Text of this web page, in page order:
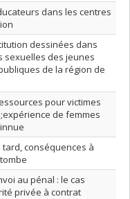
dans les centres
dessinées dans
sexuelles des jeunes
de la région de
pour victimes
de femmes
conséquences à
au pénal : le cas
privée à contrat